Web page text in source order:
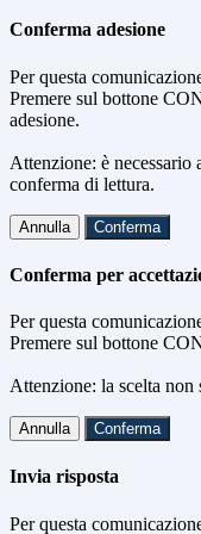
Conferma adesione
Per questa
Premere sul bottone
adesione.
Attenzione: è necessario
conferma di lettura.
Annulla Conferma
Conferma per
Per questa
Premere sul bottone
Attenzione: la scelta non
Annulla Conferma
Invia risposta
Per questa